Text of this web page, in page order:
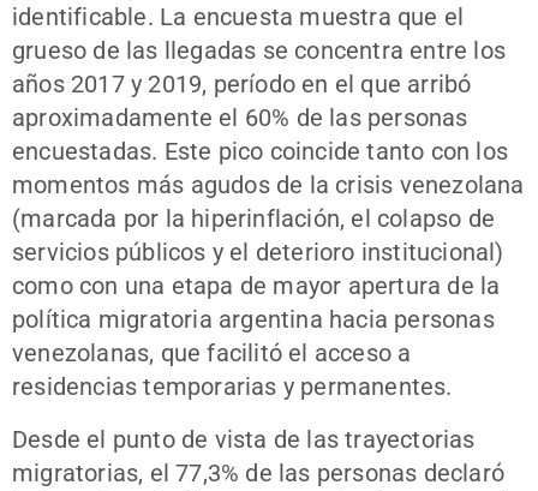
identificable. La encuesta muestra que el
grueso de las llegadas se concentra entre los
años 2017 y 2019, período en el que arribó
aproximadamente el 60% de las personas
encuestadas. Este pico coincide tanto con los
momentos más agudos de la crisis venezolana
(marcada por la hiperinflación, el colapso de
servicios públicos y el deterioro institucional)
como con una etapa de mayor apertura de la
política migratoria argentina hacia personas
venezolanas, que facilitó el acceso a
residencias temporarias y permanentes.
Desde el punto de vista de las trayectorias
migratorias, el 77,3% de las personas declaró